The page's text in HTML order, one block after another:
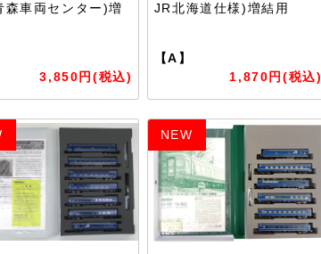
森車両センター)増
3,850円(税込)
JR北海道仕様)増結用
【A】
1,870円(税込)
NEW